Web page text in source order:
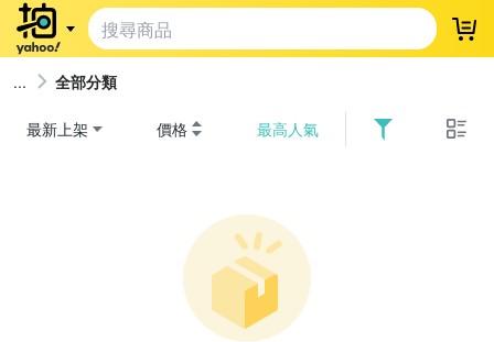
登
全部分類
最新上架 價格 最高人氣